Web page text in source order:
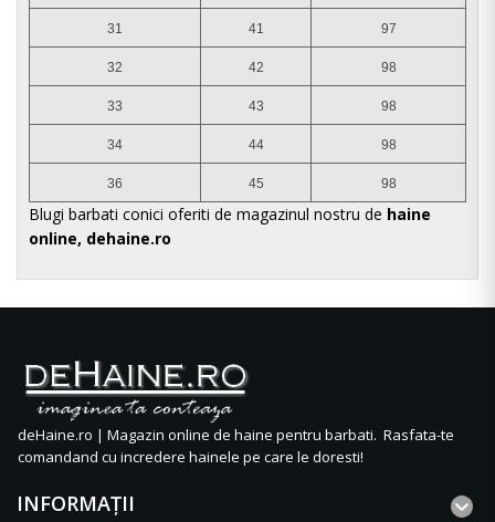
31 41 97
32 42 98
33 43 98
34 44 98
36 45 98
Blugi barbati conici oferiti de magazinul nostru de haine
online, dehaine.ro
deHaine.ro | Magazin online de haine pentru barbati. Rasfata-te
comandand cu incredere hainele pe care le doresti!
INFORMAŢII